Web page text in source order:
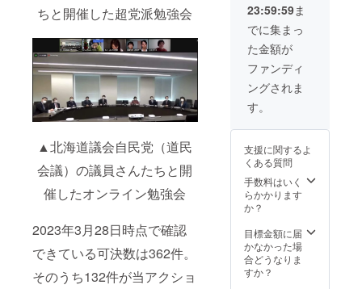
ちと開催した超党派勉強会
▲北海道議会自民党（道民
会議）の議員さんたちと開
催したオンライン勉強会
2023年3月28日時点で確認
できている可決数は362件。
そのうち132件が当アクショ
ZvEayY58f_YO
usp=share_link
リターン内容 ①
井田奈穂があな
たを取材し、イ
ンタビュー記事
を1本ご提供 ②1
年後メールでの
告 ③マンスリー
メールマガジン
のお届け ④PDF
冊子「家族のき
ずな」のお届け
（不定期） ⑤一
般参加イベント
のご案内
程度／カメラマ
ン付き）として
ご提供します。
お好きなサイト
やご著書にお使
ンタビュー日程
は2023年7月以
降。ご希望の内
容を概要欄にお
書き下さい。 執
筆実績
https://docs.goo
gle.com/docum
ent/d/1Plrs-
DxeoKjyciWAb
ZvEayY58f_YO
9w/edit?
usp=share_link
リターン内容 ①
23:59:59ま
でに集まっ
た金額が
ファンディ
ングされま
す。
支援に関するよ
くある質問
手数料はいく
らかかります
か？
目標金額に届
かなかった場
合どうなりま
すか？